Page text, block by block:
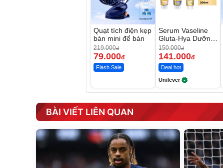
Quạt tích điện kẹp
bàn mini để bàn
219.000đ
79.000đ
Flash Sale
Serum Vaseline
Gluta-Hya Dưỡng
Da Sáng Mịn Sau
7 Ngày
150.000đ
141.000đ
Deal hot
Unilever
BÀI VIẾT LIÊN QUAN